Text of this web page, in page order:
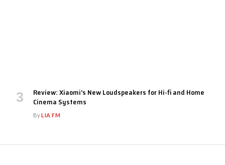
Review: Xiaomi’s New Loudspeakers for Hi-fi and Home
Cinema Systems
ByLIA FM